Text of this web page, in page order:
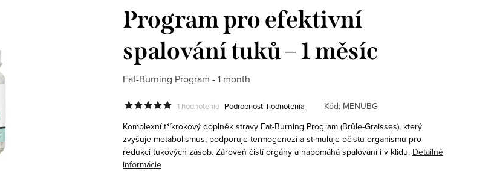
Program pro efektivní
spalování tuků – 1 měsíc
Fat-Burning Program - 1 month
1 hodnotenie Podrobnosti hodnotenia Kód: MENUBG
Komplexní tříkrokový doplněk stravy Fat-Burning Program (Brûle-Graisses), který
zvyšuje metabolismus, podporuje termogenezi a stimuluje očistu organismu pro
redukci tukových zásob. Zároveň čistí orgány a napomáhá spalování i v klidu. Detailné
informácie